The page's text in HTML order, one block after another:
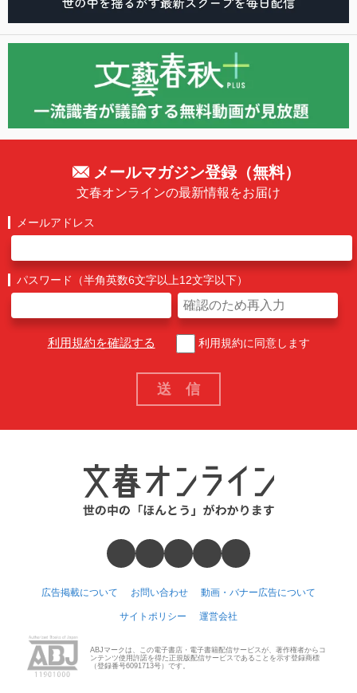
メールマガジン登録（無料）
文春オンラインの最新情報をお届け
メールアドレス
パスワード（半角英数6文字以上12文字以下）
利用規約を確認する 利用規約に同意します
広告掲載について お問い合わせ 動画・バナー広告について
サイトポリシー 運営会社
ABJマークは、この電子書店・電子書籍配信サービスが、著作権者からコ
ンテンツ使用許諾を得た正規版配信サービスであることを示す登録商標
（登録番号6091713号）です。